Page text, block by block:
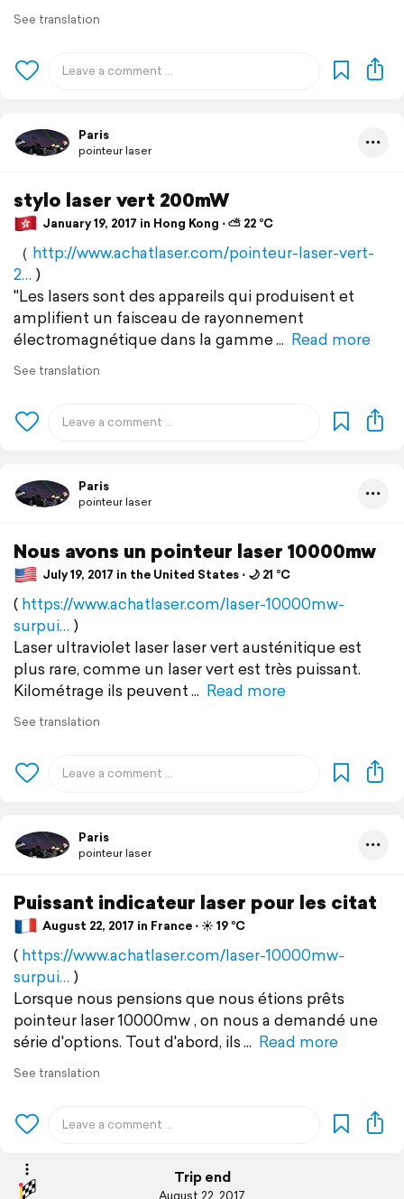
See translation
Paris
pointeur laser
stylo laser vert 200mW
January 19, 2017 in Hong Kong ⋅ ⛅ 22 °C
（ http://www.achatlaser.com/pointeur-laser-vert-
2… )
"Les lasers sont des appareils qui produisent et
amplifient un faisceau de rayonnement
électromagnétique dans la gamme
Read more
See translation
Paris
pointeur laser
Nous avons un pointeur laser 10000mw
July 19, 2017 in the United States ⋅ 🌙 21 °C
( https://www.achatlaser.com/laser-10000mw-
surpui… )
Laser ultraviolet laser laser vert austénitique est
plus rare, comme un laser vert est très puissant.
Kilométrage ils peuvent
Read more
See translation
Paris
pointeur laser
Puissant indicateur laser pour les citat
August 22, 2017 in France ⋅ ☀️ 19 °C
( https://www.achatlaser.com/laser-10000mw-
surpui… )
Lorsque nous pensions que nous étions prêts
pointeur laser 10000mw , on nous a demandé une
série d'options. Tout d'abord, ils
Read more
See translation
Trip end